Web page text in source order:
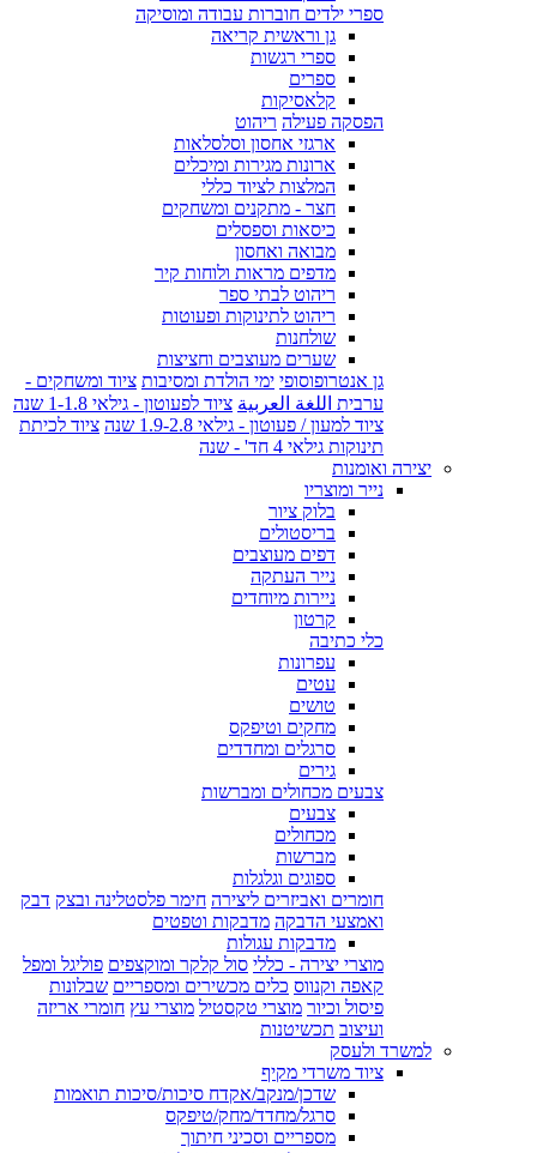
ספרי ילדים חוברות עבודה ומוסיקה
גן וראשית קריאה
ספרי רגשות
ספרים
קלאסיקות
הפסקה פעילה ריהוט
ארגזי אחסון וסלסלאות
ארונות מגירות ומיכלים
המלצות לציוד כללי
חצר - מתקנים ומשחקים
כיסאות וספסלים
מבואה ואחסון
מדפים מראות ולוחות קיר
ריהוט לבתי ספר
ריהוט לתינוקות ופעוטות
שולחנות
שערים מעוצבים וחציצות
גן אנטרופוסופי ימי הולדת ומסיבות ציוד ומשחקים -
ערבית اللغة العربية ציוד לפעוטון - גילאי 1-1.8 שנה
ציוד למעון / פעוטון - גילאי 1.9-2.8 שנה
ציוד לכיתת
תינוקות גילאי 4 חד' - שנה
יצירה ואומנות
נייר ומוצריו
בלוק ציור
בריסטולים
דפים מעוצבים
נייר העתקה
ניירות מיוחדים
קרטון
כלי כתיבה
עפרונות
עטים
טושים
מחקים וטיפקס
סרגלים ומחדדים
גירים
צבעים מכחולים ומברשות
צבעים
מכחולים
מברשות
ספוגים וגלגלות
חומרים ואביזרים ליצירה חימר פלסטלינה ובצק דבק
ואמצעי הדבקה מדבקות וטפטים
מדבקות עגולות
מוצרי יצירה - כללי סול קלקר ומוקצפים פוליגל ומפל
קאפה וקנווס כלים מכשירים ומספריים שבלונות
פיסול וכיור מוצרי טקסטיל מוצרי עץ חומרי אריזה
ועיצוב תכשיטנות
למשרד ולעסק
ציוד משרדי מקיף
שדכן/מנקב/אקדח סיכות/סיכות תואמות
סרגל/מחדד/מחק/טיפקס
מספריים וסכיני חיתוך